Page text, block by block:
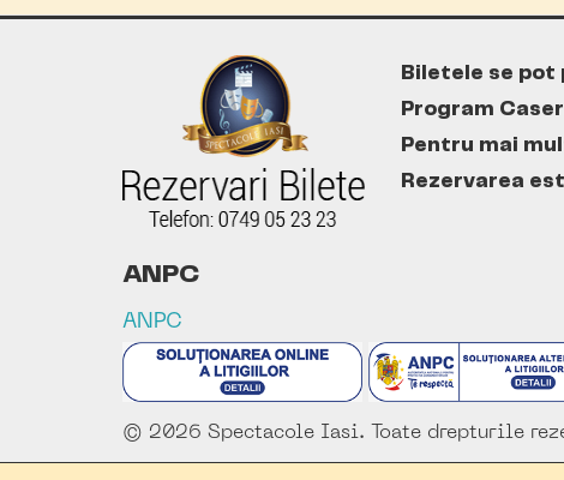
Biletele se pot
Program
Pentru mai
Rezervarea
ANPC
ANPC
© 2026 Spectacole Iasi. Toate drepturile